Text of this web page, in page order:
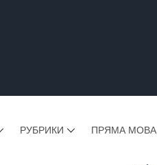
РУБРИКИ ПРЯМА МОВА